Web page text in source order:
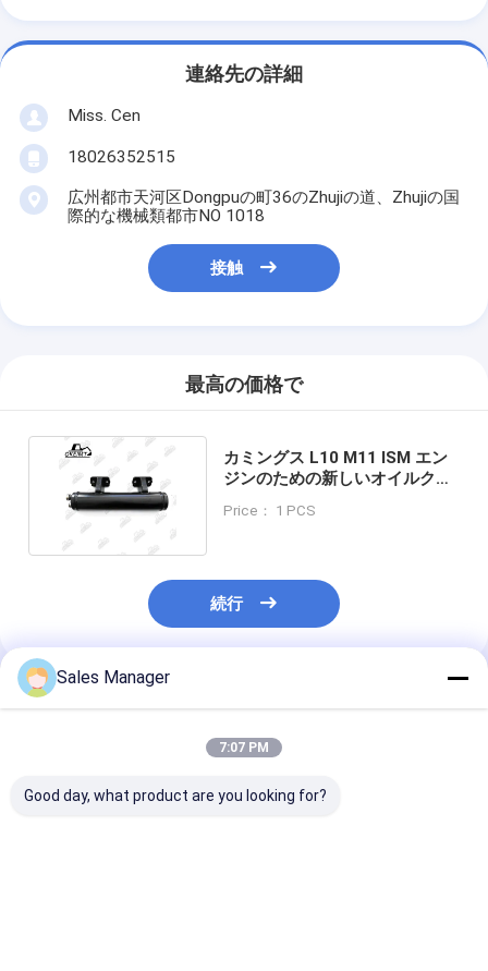
連絡先の詳細
Miss. Cen
18026352515
広州都市天河区Dongpuの町36のZhujiの道、Zhujiの国
際的な機械類都市NO 1018
接触
最高の価格で
カミングス L10 M11 ISM エン
ジンのための新しいオイルクー
Price： 1 PCS
続行
推薦されたプロダクト
Sales Manager
7:07 PM
Good day, what product are you looking for?